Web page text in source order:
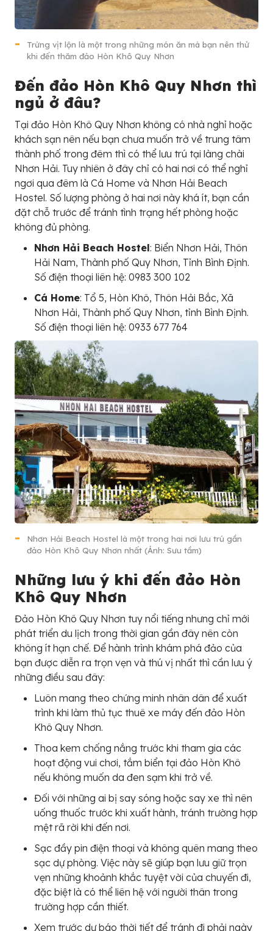
Trứng vịt lộn là một trong những món ăn mà bạn nên thử
khi đến thăm đảo Hòn Khô Quy Nhơn
Đến đảo Hòn Khô Quy Nhơn thì
ngủ ở đâu?
Tại đảo Hòn Khô Quy Nhơn không có nhà nghỉ hoặc
khách sạn nên nếu bạn chưa muốn trở về trung tâm
thành phố trong đêm thì có thể lưu trú tại làng chài
Nhơn Hải. Tuy nhiên ở đây chỉ có hai nơi có thể nghỉ
ngơi qua đêm là Cá Home và Nhơn Hải Beach
Hostel. Số lượng phòng ở hai nơi này khá ít, bạn cần
đặt chỗ trước để tránh tình trạng hết phòng hoặc
không đủ phòng.
Nhơn Hải Beach Hostel: Biển Nhơn Hải, Thôn
Hải Nam, Thành phố Quy Nhơn, Tỉnh Bình Định.
Số điện thoại liên hệ: 0983 300 102
Cá Home: Tổ 5, Hòn Khô, Thôn Hải Bắc, Xã
Nhơn Hải, Thành phố Quy Nhơn, tỉnh Bình Định.
Số điện thoại liên hệ: 0933 677 764
Nhơn Hải Beach Hostel là một trong hai nơi lưu trú gần
đảo Hòn Khô Quy Nhơn nhất (Ảnh: Sưu tầm)
Những lưu ý khi đến đảo Hòn
Khô Quy Nhơn
Đảo Hòn Khô Quy Nhơn tuy nổi tiếng nhưng chỉ mới
phát triển du lịch trong thời gian gần đây nên còn
không ít hạn chế. Để hành trình khám phá đảo của
bạn được diễn ra trọn vẹn và thú vị nhất thì cần lưu ý
những điều sau đây:
Luôn mang theo chứng minh nhân dân để xuất
trình khi làm thủ tục thuê xe máy đến đảo Hòn
Khô Quy Nhơn.
Thoa kem chống nắng trước khi tham gia các
hoạt động vui chơi, tắm biển tại đảo Hòn Khô
nếu không muốn da đen sạm khi trở về.
Đối với những ai bị say sóng hoặc say xe thì nên
uống thuốc trước khi xuất hành, tránh trường hợp
mệt rã rời khi đến nơi.
Sạc đầy pin điện thoại và không quên mang theo
sạc dự phòng. Việc này sẽ giúp bạn lưu giữ trọn
vẹn những khoảnh khắc tuyệt vời của chuyến đi,
đặc biệt là có thể liên hệ với người thân trong
trường hợp cần thiết.
Xem trước dự báo thời tiết để tránh đi phải ngày